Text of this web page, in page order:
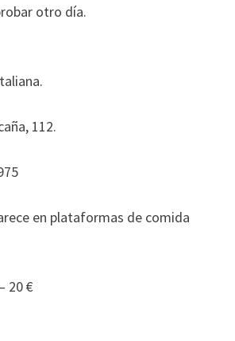
otro día.
112.
en plataformas de comida
20 €